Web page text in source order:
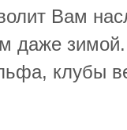
Вам
даже
клубы